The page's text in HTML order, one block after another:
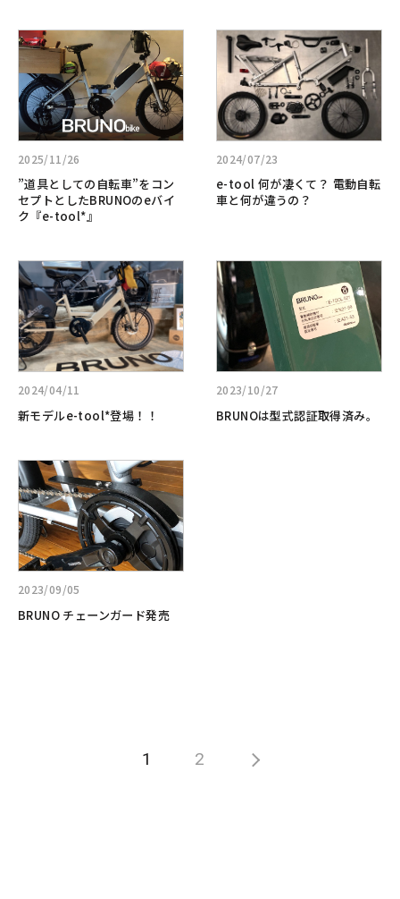
け」
の
e-
bike
じ
ゃ
な
い。
本
物
の
の
DNA
を
継
承
し
た、
究
極
っ
て
楽
し
い”e-
bike
へ
尽
く
せ
る、
一
番
自
由
な
道
e-
hop*
2025/11/26
”道具としての自転車”をコン
セプトとしたBRUNOのeバイ
ク『e-tool*』
詳
し
く
見
る:”道
具
と
し
て
の
転
車”を
コ
ン
セ
プ
ト
と
し
の
e
バ
イ
ク
『e-
tool*』
2024/07/23
e-tool 何が凄くて？ 電動自転
車と何が違うの？
詳
し
く
見
る:e-
tool
何
が
凄
電
動
自
転
車
と
何
が
違
2024/04/11
新モデルe-tool*登場！！
詳
し
く
見
る:
新
モ
デ
ル
tool*
登
場！！
2023/10/27
BRUNOは型式認証取得済み。
詳
し
く
見
る:BRUNO
は
型
式
認
2023/09/05
BRUNO チェーンガード発売
詳
し
く
見
る:BRUNO
チ
ェ
ー
ン
1 2